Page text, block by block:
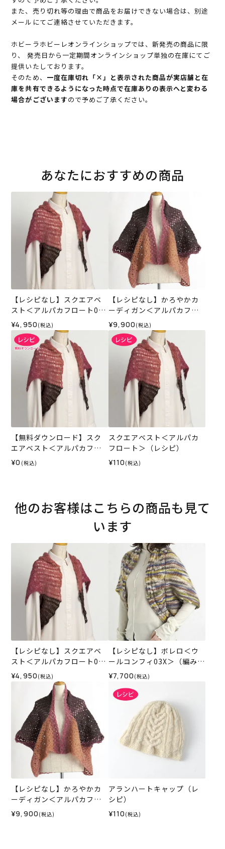
また、売り切れ等の理由で商品をお届けできない場合は、別途
メールにてご連絡させていただきます。
ホビーラホビーレオンラインショップでは、新発売の商品に限
り、 発売日から一定期間オンラインショップ単独の在庫にてご
提供いたしております。
そのため、 一度在庫切れ「×」と表示された商品が実店舗と在
庫を共有できるようになった時点で在庫ありの表示へと変わる
場合がございますので予めご了承ください。
あなたにおすすめの商品
【レシピなし】スクエアベ
スト＜アルパカフロート03
W＞（編み物 材料セット）
¥4,950 (税込)
【レシピなし】かろやかカ
ーディガン＜アルパカフロ
ート04P＞（編み物 材料セ
ット）
¥9,900 (税込)
【無料ダウンロード】スク
エアベスト＜アルパカフロ
ート＞（レシピ）
¥0 (税込)
スクエアベスト＜アルパカ
フロート＞（レシピ）
¥110 (税込)
他のお客様はこちらの商品も見て
います
【レシピなし】スクエアベ
スト＜アルパカフロート03
W＞（編み物 材料セット）
¥4,950 (税込)
【レシピなし】ボレロ＜ウ
ールコンフィ03X＞（編み物
材料セット）
¥7,700 (税込)
【レシピなし】かろやかカ
ーディガン＜アルパカフロ
ート04P＞（編み物 材料セ
ット）
¥9,900 (税込)
アランハートキャップ（レ
シピ）
¥110 (税込)